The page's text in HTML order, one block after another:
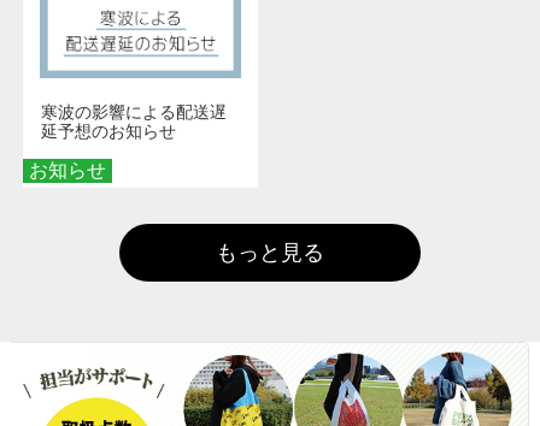
お知らせ
寒波の影響による配送遅
延予想のお知らせ
もっと見る